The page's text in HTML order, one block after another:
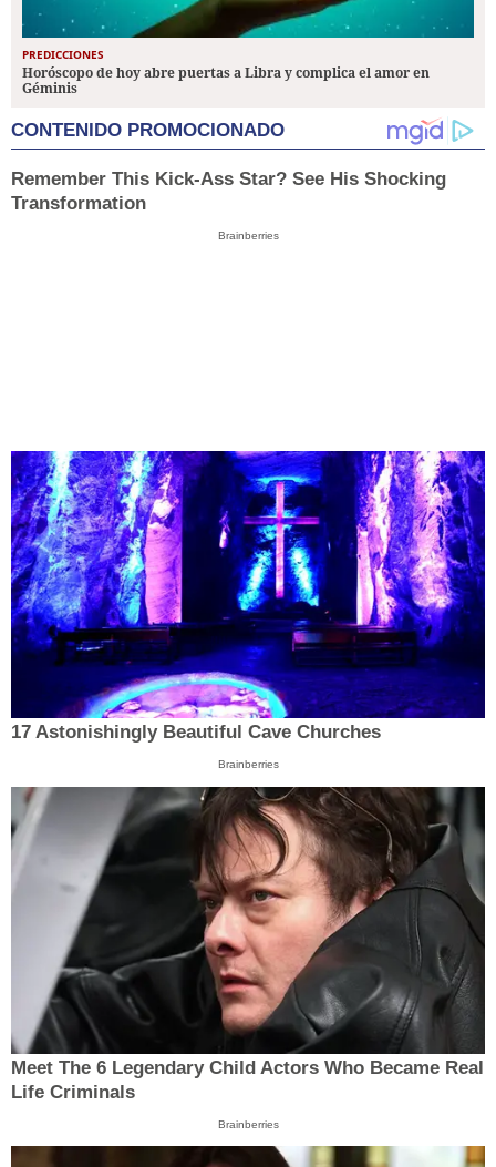
PREDICCIONES
Horóscopo de hoy abre puertas a Libra y complica el amor en
Géminis
CONTENIDO PROMOCIONADO
Remember This Kick-Ass Star? See His Shocking
Transformation
Brainberries
17 Astonishingly Beautiful Cave Churches
Brainberries
Meet The 6 Legendary Child Actors Who Became Real
Life Criminals
Brainberries